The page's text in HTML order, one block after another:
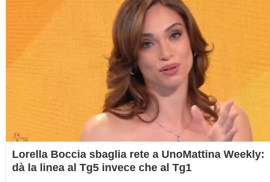
Lorella Boccia sbaglia rete a UnoMattina Weekly:
dà la linea al Tg5 invece che al Tg1